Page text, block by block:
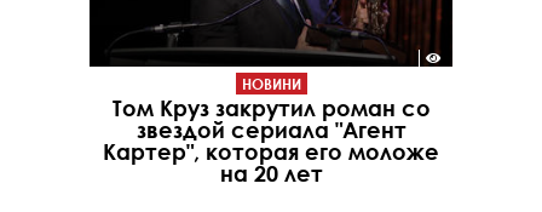
НОВИНИ
Том Круз закрутил роман со
звездой сериала "Агент
Картер", которая его моложе
на 20 лет